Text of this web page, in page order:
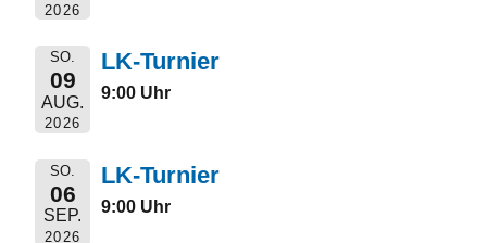
2026
SO.
09
AUG.
2026
LK-Turnier
9:00 Uhr
SO.
06
SEP.
2026
LK-Turnier
9:00 Uhr